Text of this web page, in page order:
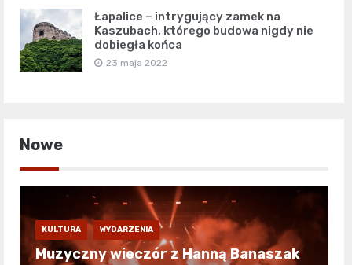
Łapalice – intrygujący zamek na
Kaszubach, którego budowa nigdy nie
dobiegła końca
23 maja 2022
Nowe
KULTURA WYDARZENIA
Muzyczny wieczór z Hanną Banaszak